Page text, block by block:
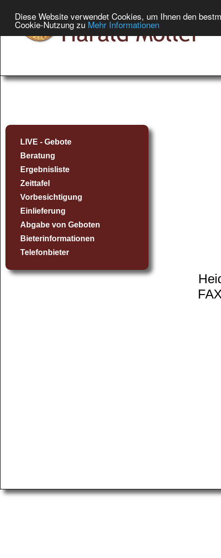
Diese Website verwendet Cookies, um Ihnen den
Cookie-Nutzung zu Mehr Informationen
LIVE - Gebote
Beratung
Ergebnisliste
Zeittafel
Vorbesichtigung
Einlieferung
Abgabe von Geboten
Bieterinformationen
Telefonbieter